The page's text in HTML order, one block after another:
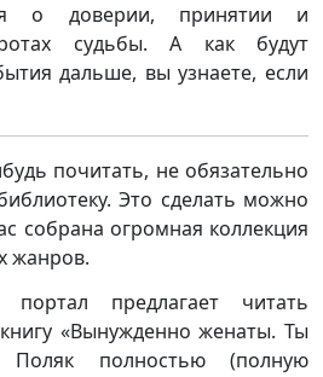
о доверии, принятии и
судьбы. А как будут
дальше, вы узнаете, если
почитать, не обязательно
Это сделать можно
собрана огромная коллекция
жанров.
предлагает читать
«Вынужденно женаты. Ты
Поляк полностью (полную